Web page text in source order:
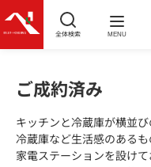
全体検索 MENU
ご成約済み
キッチンと冷蔵庫が横並
冷蔵庫など生活感のある
家電ステーションを設け